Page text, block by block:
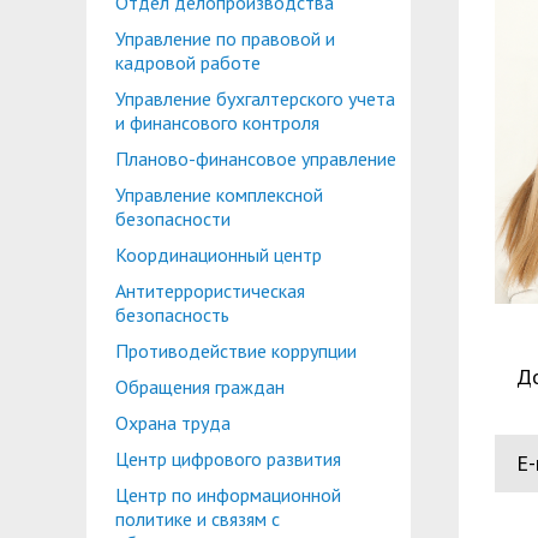
Планово-финансовое управление
Координационный центр
Противодействие коррупции
Охрана труда
Центр по информационной политике и
Управление по административно-
Профком студентов и аспирантов
Лучшие студенты
Вопросы ректору
Центр карьеры
Консультационный центр поддержки
Учебно-тренинговый центр
Центр тестирования иностранных граждан
Центр русского языка как иностранного
Образовательный модуль «Обучение
Управление по правовой и
кадровой работе
Управление бухгалтерского учета
и финансового контроля
Планово-финансовое управление
Управление комплексной
безопасности
Координационный центр
Антитеррористическая
безопасность
Противодействие коррупции
Обращения граждан
Охрана труда
Центр цифрового развития
Центр по информационной
политике и связям с